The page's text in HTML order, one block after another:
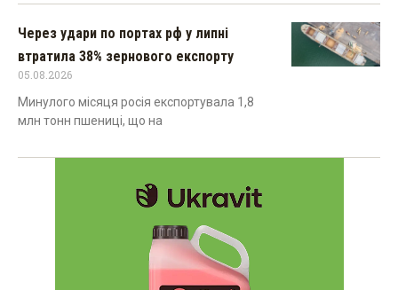
Через удари по портах рф у липні
втратила 38% зернового експорту
05.08.2026
Минулого місяця росія експортувала 1,8
млн тонн пшениці, що на